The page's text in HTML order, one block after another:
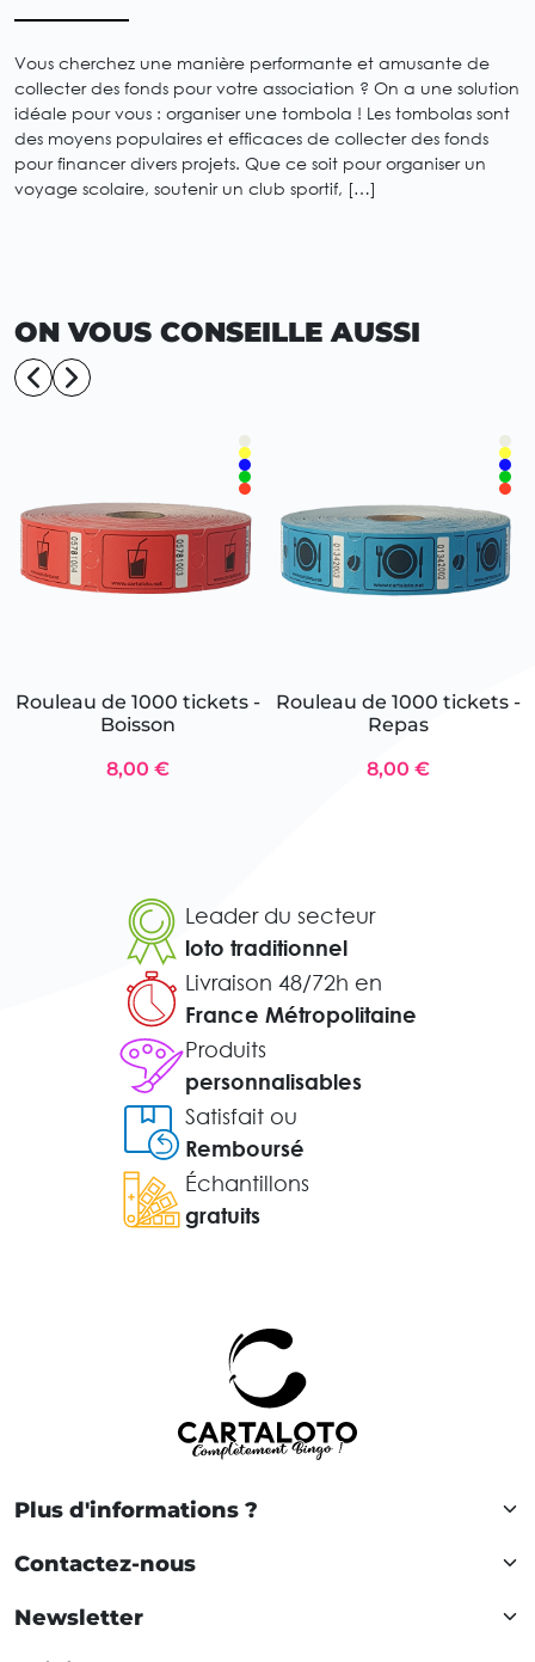
Vous cherchez une manière performante et amusante de
collecter des fonds pour votre association ? On a une solution
idéale pour vous : organiser une tombola ! Les tombolas sont
des moyens populaires et efficaces de collecter des fonds
pour financer divers projets. Que ce soit pour organiser un
voyage scolaire, soutenir un club sportif, […]
ON VOUS CONSEILLE AUSSI
Rouleau de 1000 tickets -
Boisson
8,00 €
Rouleau de 1000 tickets -
Repas
8,00 €
Leader du secteur
loto traditionnel
Livraison 48/72h en
France Métropolitaine
Produits
personnalisables
Satisfait ou
Remboursé
Échantillons
gratuits
Plus d'informations ?
Contactez-nous
Newsletter